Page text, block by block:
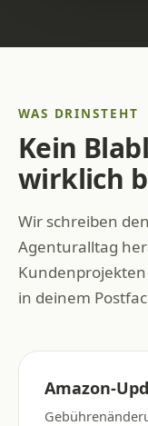
WAS DRINSTEHT
Kein
wirklich
Wir schreiben
Agenturalltag
in deinem
Amazon-